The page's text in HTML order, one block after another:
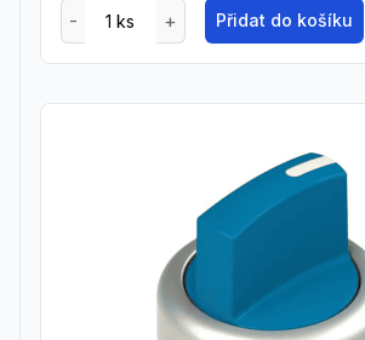
Přidat do košíku